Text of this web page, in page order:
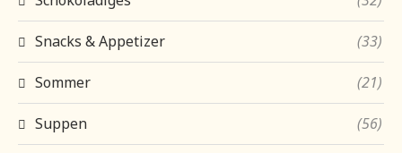
Snacks & Appetizer (33)
Sommer (21)
Suppen (56)